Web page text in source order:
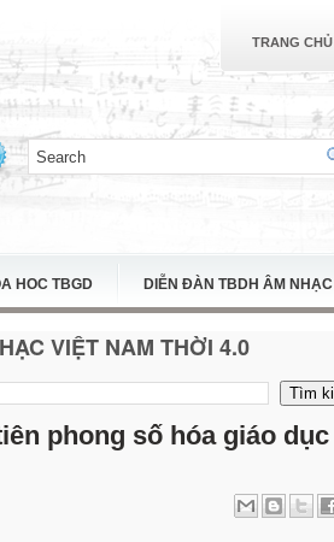
TRANG CHỦ
HOC TBGD DIỄN ĐÀN TBDH ÂM NHẠC
VIỆT NAM THỜI 4.0
phong số hóa giáo dục